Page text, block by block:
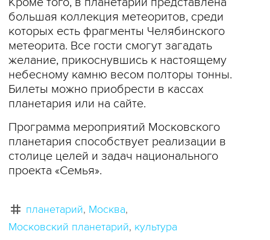
большая коллекция метеоритов, среди
которых есть фрагменты Челябинского
метеорита. Все гости смогут загадать
желание, прикоснувшись к настоящему
небесному камню весом полторы тонны.
Билеты можно приобрести в кассах
планетария или на сайте.
Программа мероприятий Московского
планетария способствует реализации в
столице целей и задач национального
проекта «Семья».
планетарий Москва
Московский планетарий культура